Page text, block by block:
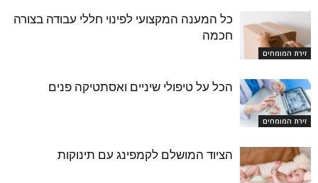
זירת המומחים
כל המענה המקצועי לפינוי חללי עבודה בצורה
חכמה
זירת המומחים
הכל על טיפולי שיניים ואסתטיקה פנים
הציוד המושלם לקמפינג עם תינוקות